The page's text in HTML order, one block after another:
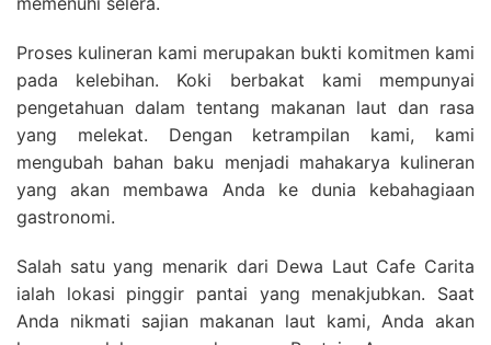
Proses kulineran kami merupakan bukti komitmen kami
pada kelebihan. Koki berbakat kami mempunyai
pengetahuan dalam tentang makanan laut dan rasa
yang melekat. Dengan ketrampilan kami, kami
mengubah bahan baku menjadi mahakarya kulineran
yang akan membawa Anda ke dunia kebahagiaan
gastronomi.
Salah satu yang menarik dari Dewa Laut Cafe Carita
ialah lokasi pinggir pantai yang menakjubkan. Saat
Anda nikmati sajian makanan laut kami, Anda akan